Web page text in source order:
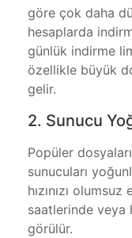
göre çok daha
hesaplarda
günlük indirme
özellikle büyük
gelir.
2. Sunucu
Popüler
sunucuları
hızınızı
saatlerinde veya
görülür.